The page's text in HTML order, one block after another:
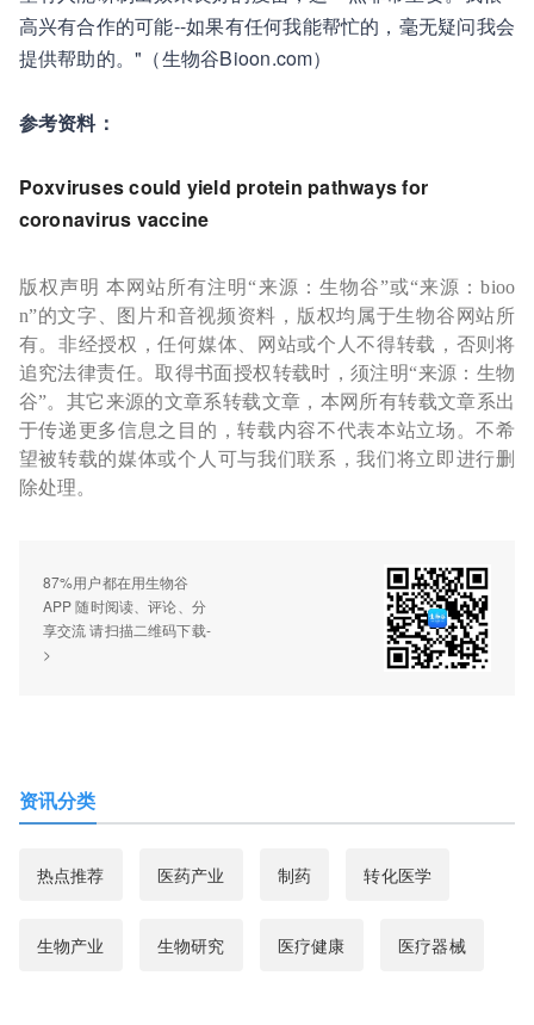
高兴有合作的可能--如果有任何我能帮忙的，毫无疑问我会
提供帮助的。"（生物谷Bioon.com）
参考资料：
Poxviruses could yield protein pathways for
coronavirus vaccine
版权声明 本网站所有注明“来源：生物谷”或“来源：bioo
n”的文字、图片和音视频资料，版权均属于生物谷网站所
有。非经授权，任何媒体、网站或个人不得转载，否则将
追究法律责任。取得书面授权转载时，须注明“来源：生物
谷”。其它来源的文章系转载文章，本网所有转载文章系出
于传递更多信息之目的，转载内容不代表本站立场。不希
望被转载的媒体或个人可与我们联系，我们将立即进行删
除处理。
87%用户都在用生物谷
APP 随时阅读、评论、分
享交流 请扫描二维码下载-
>
资讯分类
热点推荐 医药产业 制药 转化医学
生物产业 生物研究 医疗健康 医疗器械